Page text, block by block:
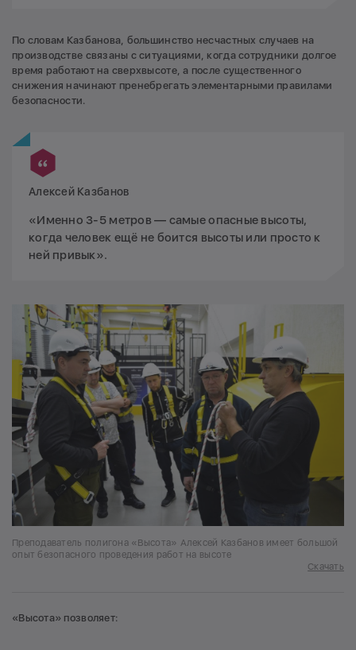
По словам Казбанова, большинство несчастных случаев на
производстве связаны с ситуациями, когда сотрудники долгое
время работают на сверхвысоте, а после существенного
снижения начинают пренебрегать элементарными правилами
безопасности.
Алексей Казбанов
«Именно 3-5 метров — самые опасные высоты,
когда человек ещё не боится высоты или просто к
ней привык».
Преподаватель полигона «Высота» Алексей Казбанов имеет большой
опыт безопасного проведения работ на высоте
Скачать
«Высота» позволяет: